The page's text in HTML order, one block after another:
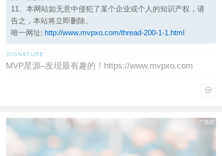
11、本网站如无意中侵犯了某个企业或个人的知识产权，请
告之，本站将立即删除。
唯一网址: http://www.mvpxo.com/thread-200-1-1.html
MVP星源–发现最有趣的！https://www.mvpxo.com